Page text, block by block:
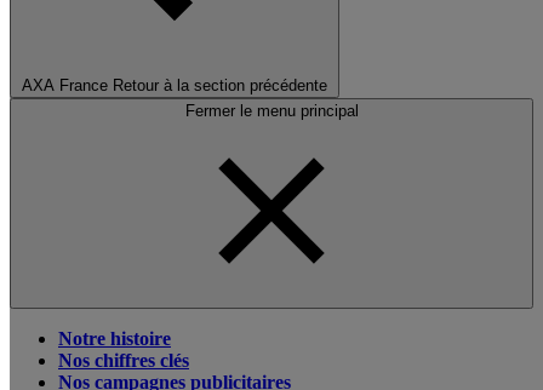
AXA France Retour à la section précédente
Fermer le menu principal
Notre histoire
Nos chiffres clés
Nos campagnes publicitaires